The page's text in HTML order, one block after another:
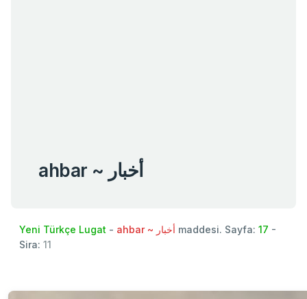
ahbar ~ أخبار
Yeni Türkçe Lugat - ahbar ~ أخبار maddesi. Sayfa: 17 -
Sira: 11